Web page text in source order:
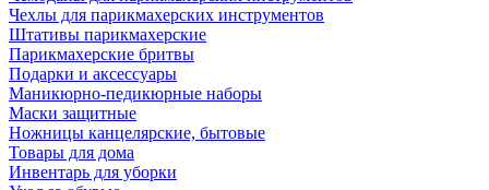
Чехлы для парикмахерских инструментов
Штативы парикмахерские
Парикмахерские бритвы
Подарки и аксессуары
Маникюрно-педикюрные наборы
Маски защитные
Ножницы канцелярские, бытовые
Товары для дома
Инвентарь для уборки